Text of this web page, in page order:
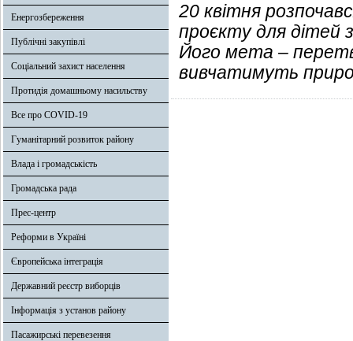
Енергозбереження
Публічні закупівлі
Соціальний захист населення
Протидія домашньому насильству
Все про COVID-19
Гуманітарний розвиток району
Влада і громадськість
Громадська рада
Прес-центр
Реформи в Україні
Європейська інтеграція
Державний реєстр виборців
Інформація з установ району
Пасажирські перевезення
20 квітня
проєкту для дітей
Його мета –
вивчатимуть